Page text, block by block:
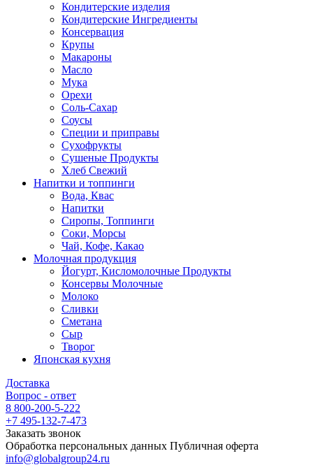
Кондитерские изделия
Кондитерские Ингредиенты
Консервация
Крупы
Макароны
Масло
Мука
Орехи
Соль-Сахар
Соусы
Специи и приправы
Сухофрукты
Сушеные Продукты
Хлеб Свежий
Напитки и топпинги
Вода, Квас
Напитки
Сиропы, Топпинги
Соки, Морсы
Чай, Кофе, Какао
Молочная продукция
Йогурт, Кисломолочные Продукты
Консервы Молочные
Молоко
Сливки
Сметана
Сыр
Творог
Японская кухня
Доставка
Вопрос - ответ
8 800-200-5-222
+7 495-132-7-473
Заказать звонок
Обработка персональных данных Публичная оферта
info@globalgroup24.ru